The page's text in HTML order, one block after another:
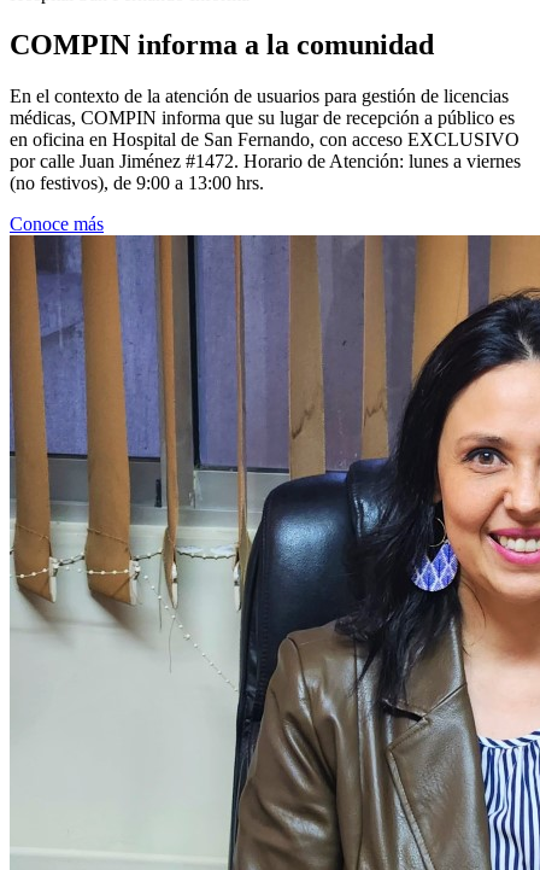
COMPIN informa a la comunidad
En el contexto de la atención de usuarios para gestión de licencias
médicas, COMPIN informa que su lugar de recepción a público es
en oficina en Hospital de San Fernando, con acceso EXCLUSIVO
por calle Juan Jiménez #1472. Horario de Atención: lunes a viernes
(no festivos), de 9:00 a 13:00 hrs.
Conoce más